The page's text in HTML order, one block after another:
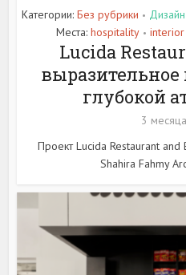
Категории: Без рубрики •
Места: hospitality •
Lucida
выразительное
глубокой
3
Проект Lucida Restaurant and
Shahira Fahmy